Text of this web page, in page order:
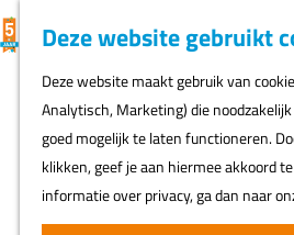
Deze website gebruikt
Deze website maakt gebruik van
Analytisch, Marketing) die
goed mogelijk te laten functioneren.
klikken, geef je aan hiermee akkoord
informatie over privacy, ga dan naar
F
v
o
r
i
e
K
a
r
t
Z
e
k
e
n